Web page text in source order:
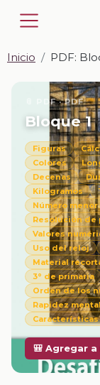
Inicio PDF:
📎 PDF · PDF
Bloque 1
Figuras
Colores
Decenas
Kilogramos
Número menor
Resolución de
Valores
Uso del reloj
Material
3° de primaria
Orden de los
Rapidez
🎒 Agregar